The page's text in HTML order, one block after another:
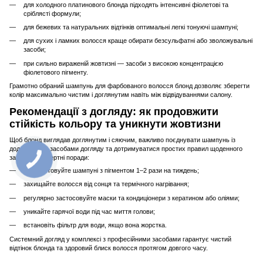
для холодного платинового блонда підходять інтенсивні фіолетові та
сріблясті формули;
для бежевих та натуральних відтінків оптимальні легкі тонуючі шампуні;
для сухих і ламких волосся краще обирати безсульфатні або зволожувальні
засоби;
при сильно вираженій жовтизні — засоби з високою концентрацією
фіолетового пігменту.
Грамотно обраний шампунь для фарбованого волосся блонд дозволяє зберегти
колір максимально чистим і доглянутим навіть між відвідуваннями салону.
Рекомендації з догляду: як продовжити
стійкість кольору та уникнути жовтизни
Щоб блонд виглядав доглянутим і сяючим, важливо поєднувати шампунь із
додатковими засобами догляду та дотримуватися простих правил щоденного
захисту. Експертні поради:
використовуйте шампуні з пігментом 1–2 рази на тиждень;
захищайте волосся від сонця та термічного нагрівання;
регулярно застосовуйте маски та кондиціонери з кератином або оліями;
уникайте гарячої води під час миття голови;
встановіть фільтр для води, якщо вона жорстка.
Системний догляд у комплексі з професійними засобами гарантує чистий
відтінок блонда та здоровий блиск волосся протягом довгого часу.